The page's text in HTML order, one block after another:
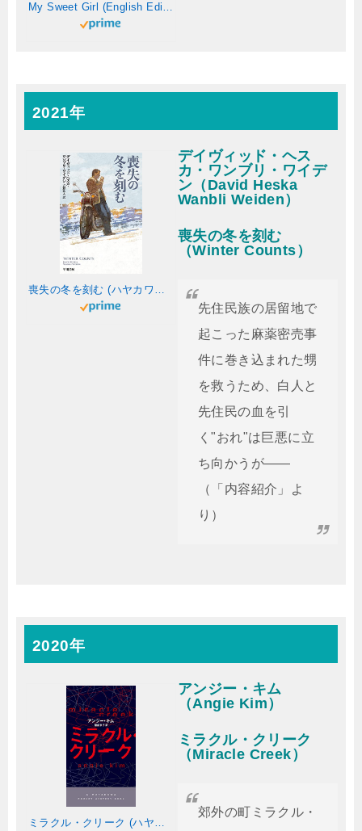
My Sweet Girl (English Edition)
2021年
喪失の冬を刻む (ハヤカワ・ミステリ文庫 HMワ 2-1)
デイヴィッド・ヘス
カ・ワンブリ・ワイデ
ン（David Heska
Wanbli Weiden）
喪失の冬を刻む
（Winter Counts）
先住民族の居留地で
起こった麻薬密売事
件に巻き込まれた甥
を救うため、白人と
先住民の血を引
く"おれ"は巨悪に立
ち向かうが――
（「内容紹介」よ
り）
2020年
ミラクル・クリーク (ハヤカワ・ポケット・ミステリ)
アンジー・キム
（Angie Kim）
ミラクル・クリーク
（Miracle Creek）
郊外の町ミラクル・